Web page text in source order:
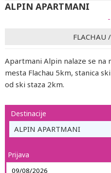
ALPIN APARTMANI
-
FLACHAU /
Apartmani Alpin nalaze se na
mesta Flachau 5km, stanica
od ski staza 2km.
Destinacije
ALPIN APARTMANI
Prijava